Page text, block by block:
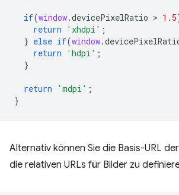
if(window.devicePixelRatio > 1.5
return
'xhdpi' ;
} else if(window.
return
'hdpi' ;
}
return 'mdpi' ;
}
Alternativ können Sie die Basis-URL
die relativen URLs für Bilder zu